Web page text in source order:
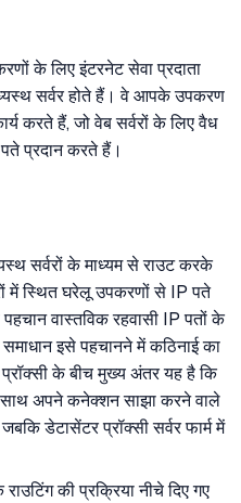
के लिए इंटरनेट सेवा प्रदाता
सर्वर होते हैं। वे आपके उपकरण
करते हैं, जो वेब सर्वरों के लिए वैध
प्रदान करते हैं।
सर्वरों के माध्यम से राउट करके
में स्थित घरेलू उपकरणों से IP पते
वास्तविक रहवासी IP पतों के
इसे पहचानने में कठिनाई का
के बीच मुख्य अंतर यह है कि
साथ अपने कनेक्शन साझा करने वाले
डेटासेंटर प्रॉक्सी सर्वर फार्म में
की प्रक्रिया नीचे दिए गए